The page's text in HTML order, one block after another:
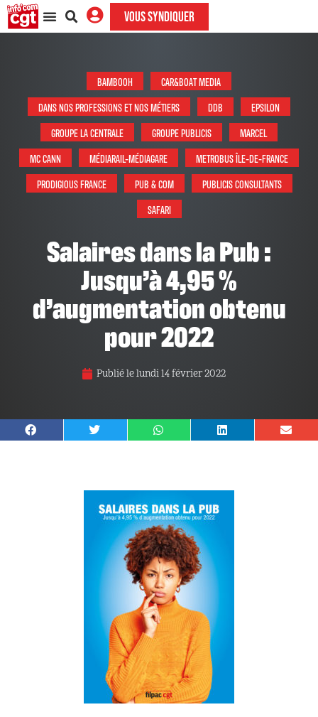
VOUS SYNDIQUER
BAMBOOH
CAR&BOAT MEDIA
DANS NOS PROFESSIONS ET NOS MÉTIERS
DDB
EPSILON
GROUPE LA CENTRALE
GROUPE PUBLICIS
MARCEL
MC CANN
MÉDIARAIL-MÉDIAGARE
METROBUS ÎLE-DE-FRANCE
PRODIGIOUS FRANCE
PUB & COM
PUBLICIS CONSULTANTS
SAFARI
Salaires dans la Pub :
Jusqu’à 4,95 %
d’augmentation obtenu
pour 2022
Publié lelundi 14 février 2022